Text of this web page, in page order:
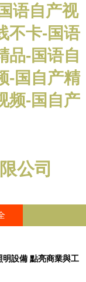
语自产视
不卡-国语
品-国语自
-国自产精
频-国自产
公司
設備 點亮商業與工